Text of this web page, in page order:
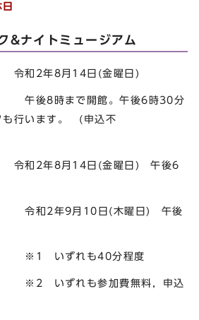
日
&ナイトミュージアム
令和2年8月14日(金曜日)
開館。午後6時30分
も行います。 (申込不
和2年8月14日(金曜日) 午後6
10日(木曜日) 午後
も40分程度
参加費無料，申込